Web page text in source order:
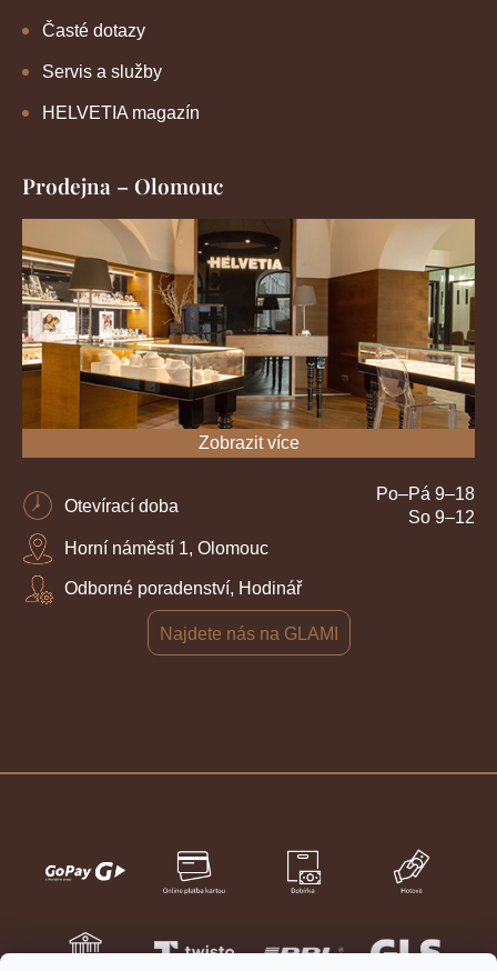
Časté dotazy
Servis a služby
HELVETIA magazín
Prodejna – Olomouc
Zobrazit více
Otevírací doba
Po–Pá 9–18
So 9–12
Horní náměstí 1, Olomouc
Odborné poradenství, Hodinář
Najdete nás na GLAMI